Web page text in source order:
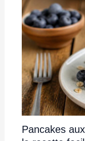
Pancakes